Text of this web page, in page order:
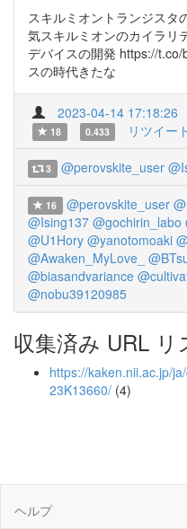
スキルミオントランジスタ
気スキルミオンのカイラリ
デバイスの開発 https://
スの時代きたな
2023-04-14 17:18:26
18
0.433 リツイー
3 @perovskite_user
16 @perovskite_user
@Ising137 @gochirin_labo
@U1Hory @yanotomoaki
@Awaken_MyLove_
@biasandvariance
@nobu39120985
収集済み URL リ
https://kaken.nii.ac.jp/
23K13660/ (4)
ヘルプ